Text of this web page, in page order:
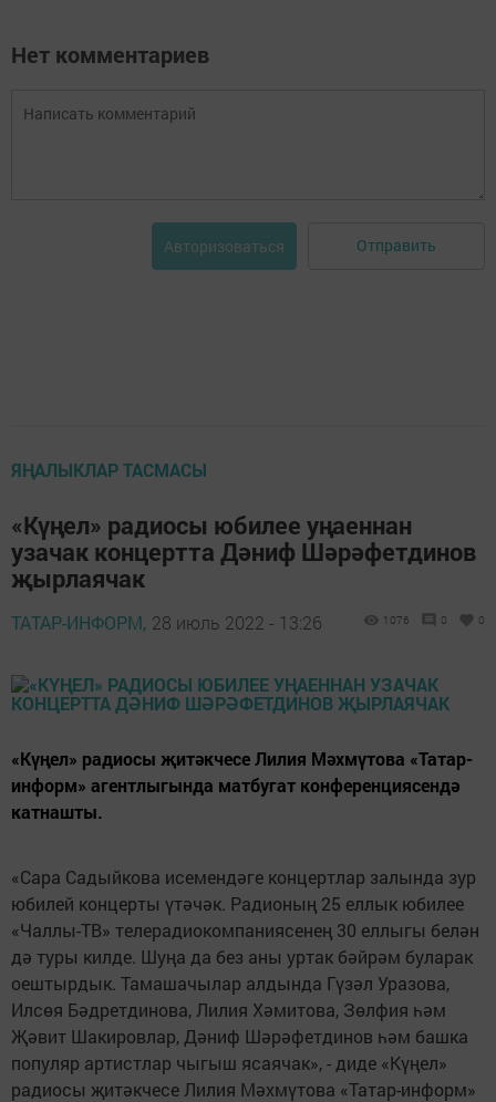
Нет комментариев
Авторизоваться Отправить
ЯҢАЛЫКЛАР ТАСМАСЫ
«Күңел» радиосы юбилее уңаеннан
узачак концертта Дәниф Шәрәфетдинов
җырлаячак
ТАТАР-ИНФОРМ, 28 июль 2022 - 13:26 1076 0 0
«Күңел» радиосы җитәкчесе Лилия Мәхмүтова «Татар-
информ» агентлыгында матбугат конференциясендә
катнашты.
«Сара Садыйкова исемендәге концертлар залында зур
юбилей концерты үтәчәк. Радионың 25 еллык юбилее
«Чаллы-ТВ» телерадиокомпаниясенең 30 еллыгы белән
дә туры килде. Шуңа да без аны уртак бәйрәм буларак
оештырдык. Тамашачылар алдында Гүзәл Уразова,
Илсөя Бәдретдинова, Лилия Хәмитова, Зөлфия һәм
Җәвит Шакировлар, Дәниф Шәрәфетдинов һәм башка
популяр артистлар чыгыш ясаячак», - диде «Күңел»
радиосы җитәкчесе Лилия Мәхмүтова «Татар-информ»